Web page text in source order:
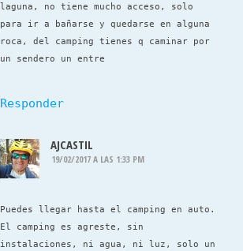
laguna, no tiene mucho acceso, solo
para ir a bañarse y quedarse en alguna
roca, del camping tienes q caminar por
un sendero un entre
Responder
AJCASTIL
19/02/2017 A LAS 1:33 PM
Puedes llegar hasta el camping en auto.
El camping es agreste, sin
instalaciones, ni agua, ni luz, solo un